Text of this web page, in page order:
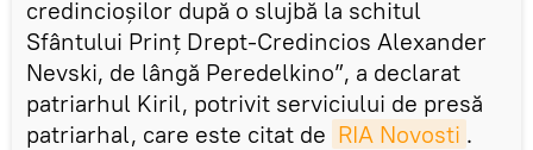
credincioșilor după o slujbă la schitul
Sfântului Prinț Drept-Credincios Alexander
Nevski, de lângă Peredelkino”, a declarat
patriarhul Kiril, potrivit serviciului de presă
patriarhal, care este citat de RIA Novosti .